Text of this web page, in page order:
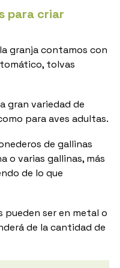
para criar
granja contamos con
tolvas
gran variedad de
para aves adultas.
de gallinas
o varias gallinas, más
de lo que
pueden ser en metal o
de la cantidad de